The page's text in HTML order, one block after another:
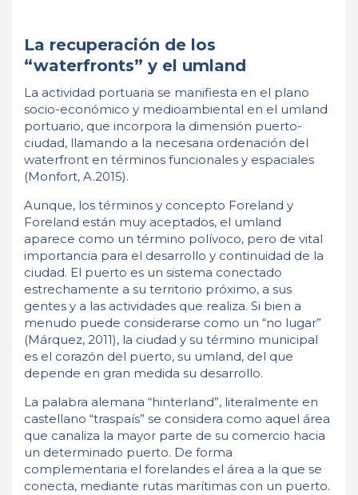
La recuperación de los
“waterfronts” y el umland
La actividad portuaria se manifiesta en el plano
socio-económico y medioambiental en el umland
portuario, que incorpora la dimensión puerto-
ciudad, llamando a la necesaria ordenación del
waterfront en términos funcionales y espaciales
(Monfort, A.2015).
Aunque, los términos y concepto Foreland y
Foreland están muy aceptados, el umland
aparece como un término polívoco, pero de vital
importancia para el desarrollo y continuidad de la
ciudad. El puerto es un sistema conectado
estrechamente a su territorio próximo, a sus
gentes y a las actividades que realiza. Si bien a
menudo puede considerarse como un “no lugar”
(Márquez, 2011), la ciudad y su término municipal
es el corazón del puerto, su umland, del que
depende en gran medida su desarrollo.
La palabra alemana “hinterland”, literalmente en
castellano “traspaís” se considera como aquel área
que canaliza la mayor parte de su comercio hacia
un determinado puerto. De forma
complementaria el forelandes el área a la que se
conecta, mediante rutas marítimas con un puerto.